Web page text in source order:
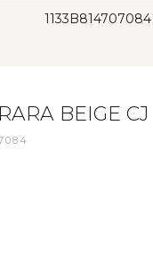
1133B814707084
BEIGE